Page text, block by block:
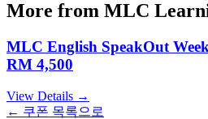
More from MLC
MLC English SpeakOut
RM 4,500
View Details →
← 쿠폰 목록으로